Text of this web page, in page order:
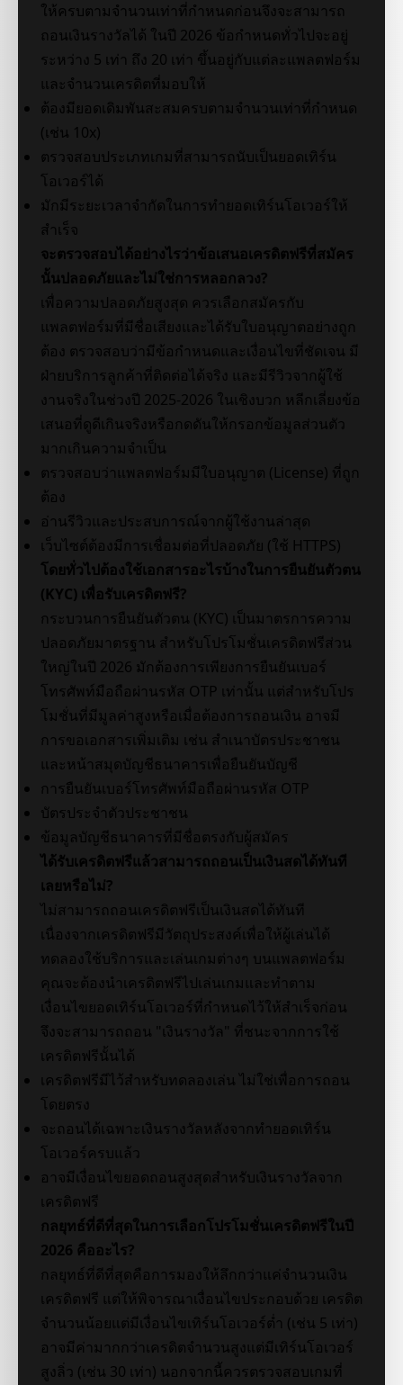
ให้ครบตามจำนวนเท่าที่กำหนดก่อนจึงจะสามารถ
ถอนเงินรางวัลได้ ในปี 2026 ข้อกำหนดทั่วไปจะอยู่
ระหว่าง 5 เท่า ถึง 20 เท่า ขึ้นอยู่กับแต่ละแพลตฟอร์ม
และจำนวนเครดิตที่มอบให้
ต้องมียอดเดิมพันสะสมครบตามจำนวนเท่าที่กำหนด
(เช่น 10x)
ตรวจสอบประเภทเกมที่สามารถนับเป็นยอดเทิร์น
โอเวอร์ได้
มักมีระยะเวลาจำกัดในการทำยอดเทิร์นโอเวอร์ให้
สำเร็จ
จะตรวจสอบได้อย่างไรว่าข้อเสนอเครดิตฟรีที่สมัคร
นั้นปลอดภัยและไม่ใช่การหลอกลวง?
เพื่อความปลอดภัยสูงสุด ควรเลือกสมัครกับ
แพลตฟอร์มที่มีชื่อเสียงและได้รับใบอนุญาตอย่างถูก
ต้อง ตรวจสอบว่ามีข้อกำหนดและเงื่อนไขที่ชัดเจน มี
ฝ่ายบริการลูกค้าที่ติดต่อได้จริง และมีรีวิวจากผู้ใช้
งานจริงในช่วงปี 2025-2026 ในเชิงบวก หลีกเลี่ยงข้อ
เสนอที่ดูดีเกินจริงหรือกดดันให้กรอกข้อมูลส่วนตัว
มากเกินความจำเป็น
ตรวจสอบว่าแพลตฟอร์มมีใบอนุญาต (License) ที่ถูก
ต้อง
อ่านรีวิวและประสบการณ์จากผู้ใช้งานล่าสุด
เว็บไซต์ต้องมีการเชื่อมต่อที่ปลอดภัย (ใช้ HTTPS)
โดยทั่วไปต้องใช้เอกสารอะไรบ้างในการยืนยันตัวตน
(KYC) เพื่อรับเครดิตฟรี?
กระบวนการยืนยันตัวตน (KYC) เป็นมาตรการความ
ปลอดภัยมาตรฐาน สำหรับโปรโมชั่นเครดิตฟรีส่วน
ใหญ่ในปี 2026 มักต้องการเพียงการยืนยันเบอร์
โทรศัพท์มือถือผ่านรหัส OTP เท่านั้น แต่สำหรับโปร
โมชั่นที่มีมูลค่าสูงหรือเมื่อต้องการถอนเงิน อาจมี
การขอเอกสารเพิ่มเติม เช่น สำเนาบัตรประชาชน
และหน้าสมุดบัญชีธนาคารเพื่อยืนยันบัญชี
การยืนยันเบอร์โทรศัพท์มือถือผ่านรหัส OTP
บัตรประจำตัวประชาชน
ข้อมูลบัญชีธนาคารที่มีชื่อตรงกับผู้สมัคร
ได้รับเครดิตฟรีแล้วสามารถถอนเป็นเงินสดได้ทันที
เลยหรือไม่?
ไม่สามารถถอนเครดิตฟรีเป็นเงินสดได้ทันที
เนื่องจากเครดิตฟรีมีวัตถุประสงค์เพื่อให้ผู้เล่นได้
ทดลองใช้บริการและเล่นเกมต่างๆ บนแพลตฟอร์ม
คุณจะต้องนำเครดิตฟรีไปเล่นเกมและทำตาม
เงื่อนไขยอดเทิร์นโอเวอร์ที่กำหนดไว้ให้สำเร็จก่อน
จึงจะสามารถถอน "เงินรางวัล" ที่ชนะจากการใช้
เครดิตฟรีนั้นได้
เครดิตฟรีมีไว้สำหรับทดลองเล่น ไม่ใช่เพื่อการถอน
โดยตรง
จะถอนได้เฉพาะเงินรางวัลหลังจากทำยอดเทิร์น
โอเวอร์ครบแล้ว
อาจมีเงื่อนไขยอดถอนสูงสุดสำหรับเงินรางวัลจาก
เครดิตฟรี
กลยุทธ์ที่ดีที่สุดในการเลือกโปรโมชั่นเครดิตฟรีในปี
2026 คืออะไร?
กลยุทธ์ที่ดีที่สุดคือการมองให้ลึกกว่าแค่จำนวนเงิน
เครดิตฟรี แต่ให้พิจารณาเงื่อนไขประกอบด้วย เครดิต
จำนวนน้อยแต่มีเงื่อนไขเทิร์นโอเวอร์ต่ำ (เช่น 5 เท่า)
อาจมีค่ามากกว่าเครดิตจำนวนสูงแต่มีเทิร์นโอเวอร์
สูงลิ่ว (เช่น 30 เท่า) นอกจากนี้ควรตรวจสอบเกมที่